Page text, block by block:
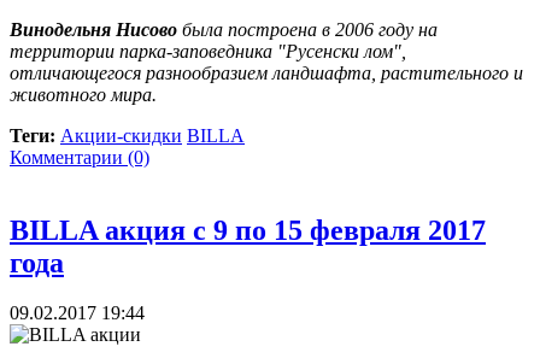
Винодельня Нисово была построена в 2006 году на
территории парка-заповедника "Русенски лом",
отличающегося разнообразием ландшафта, растительного и
животного мира.
Теги: Акции-скидки BILLA
Комментарии (0)
BILLA акция с 9 по 15 февраля 2017
года
09.02.2017 19:44